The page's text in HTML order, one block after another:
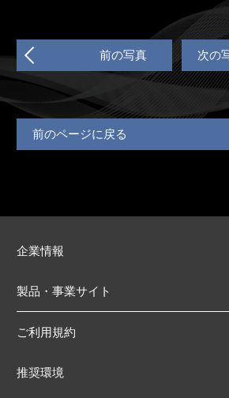
前の写真 次の
前のページに戻る
企業情報
製品・事業サイト
ご利用規約
推奨環境